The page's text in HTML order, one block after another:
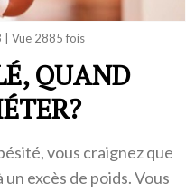
Vue 2885 fois
QUAND
vous craignez que
excès de poids. Vous